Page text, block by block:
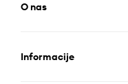
O nas
Informacije